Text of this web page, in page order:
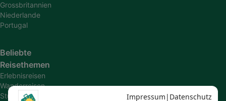
Grossbritannien
Niederlande
Portugal
Beliebte
Reisethemen
Erlebnisreisen
Wanderreisen
Studienreisen